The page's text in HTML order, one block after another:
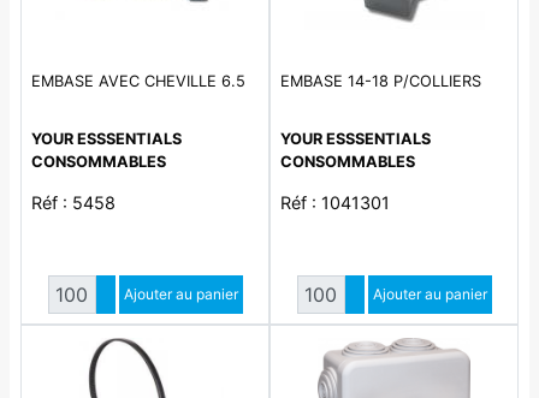
EMBASE AVEC CHEVILLE 6.5
YOUR ESSSENTIALS
CONSOMMABLES
Réf : 5458
Quantité
Augmenter quantité
Diminuer quantité
Ajouter au panier
EMBASE 14-18 P/COLLIERS
YOUR ESSSENTIALS
CONSOMMABLES
Réf : 1041301
Quantité
Augmenter quantité
Diminuer quantité
Ajouter au panier